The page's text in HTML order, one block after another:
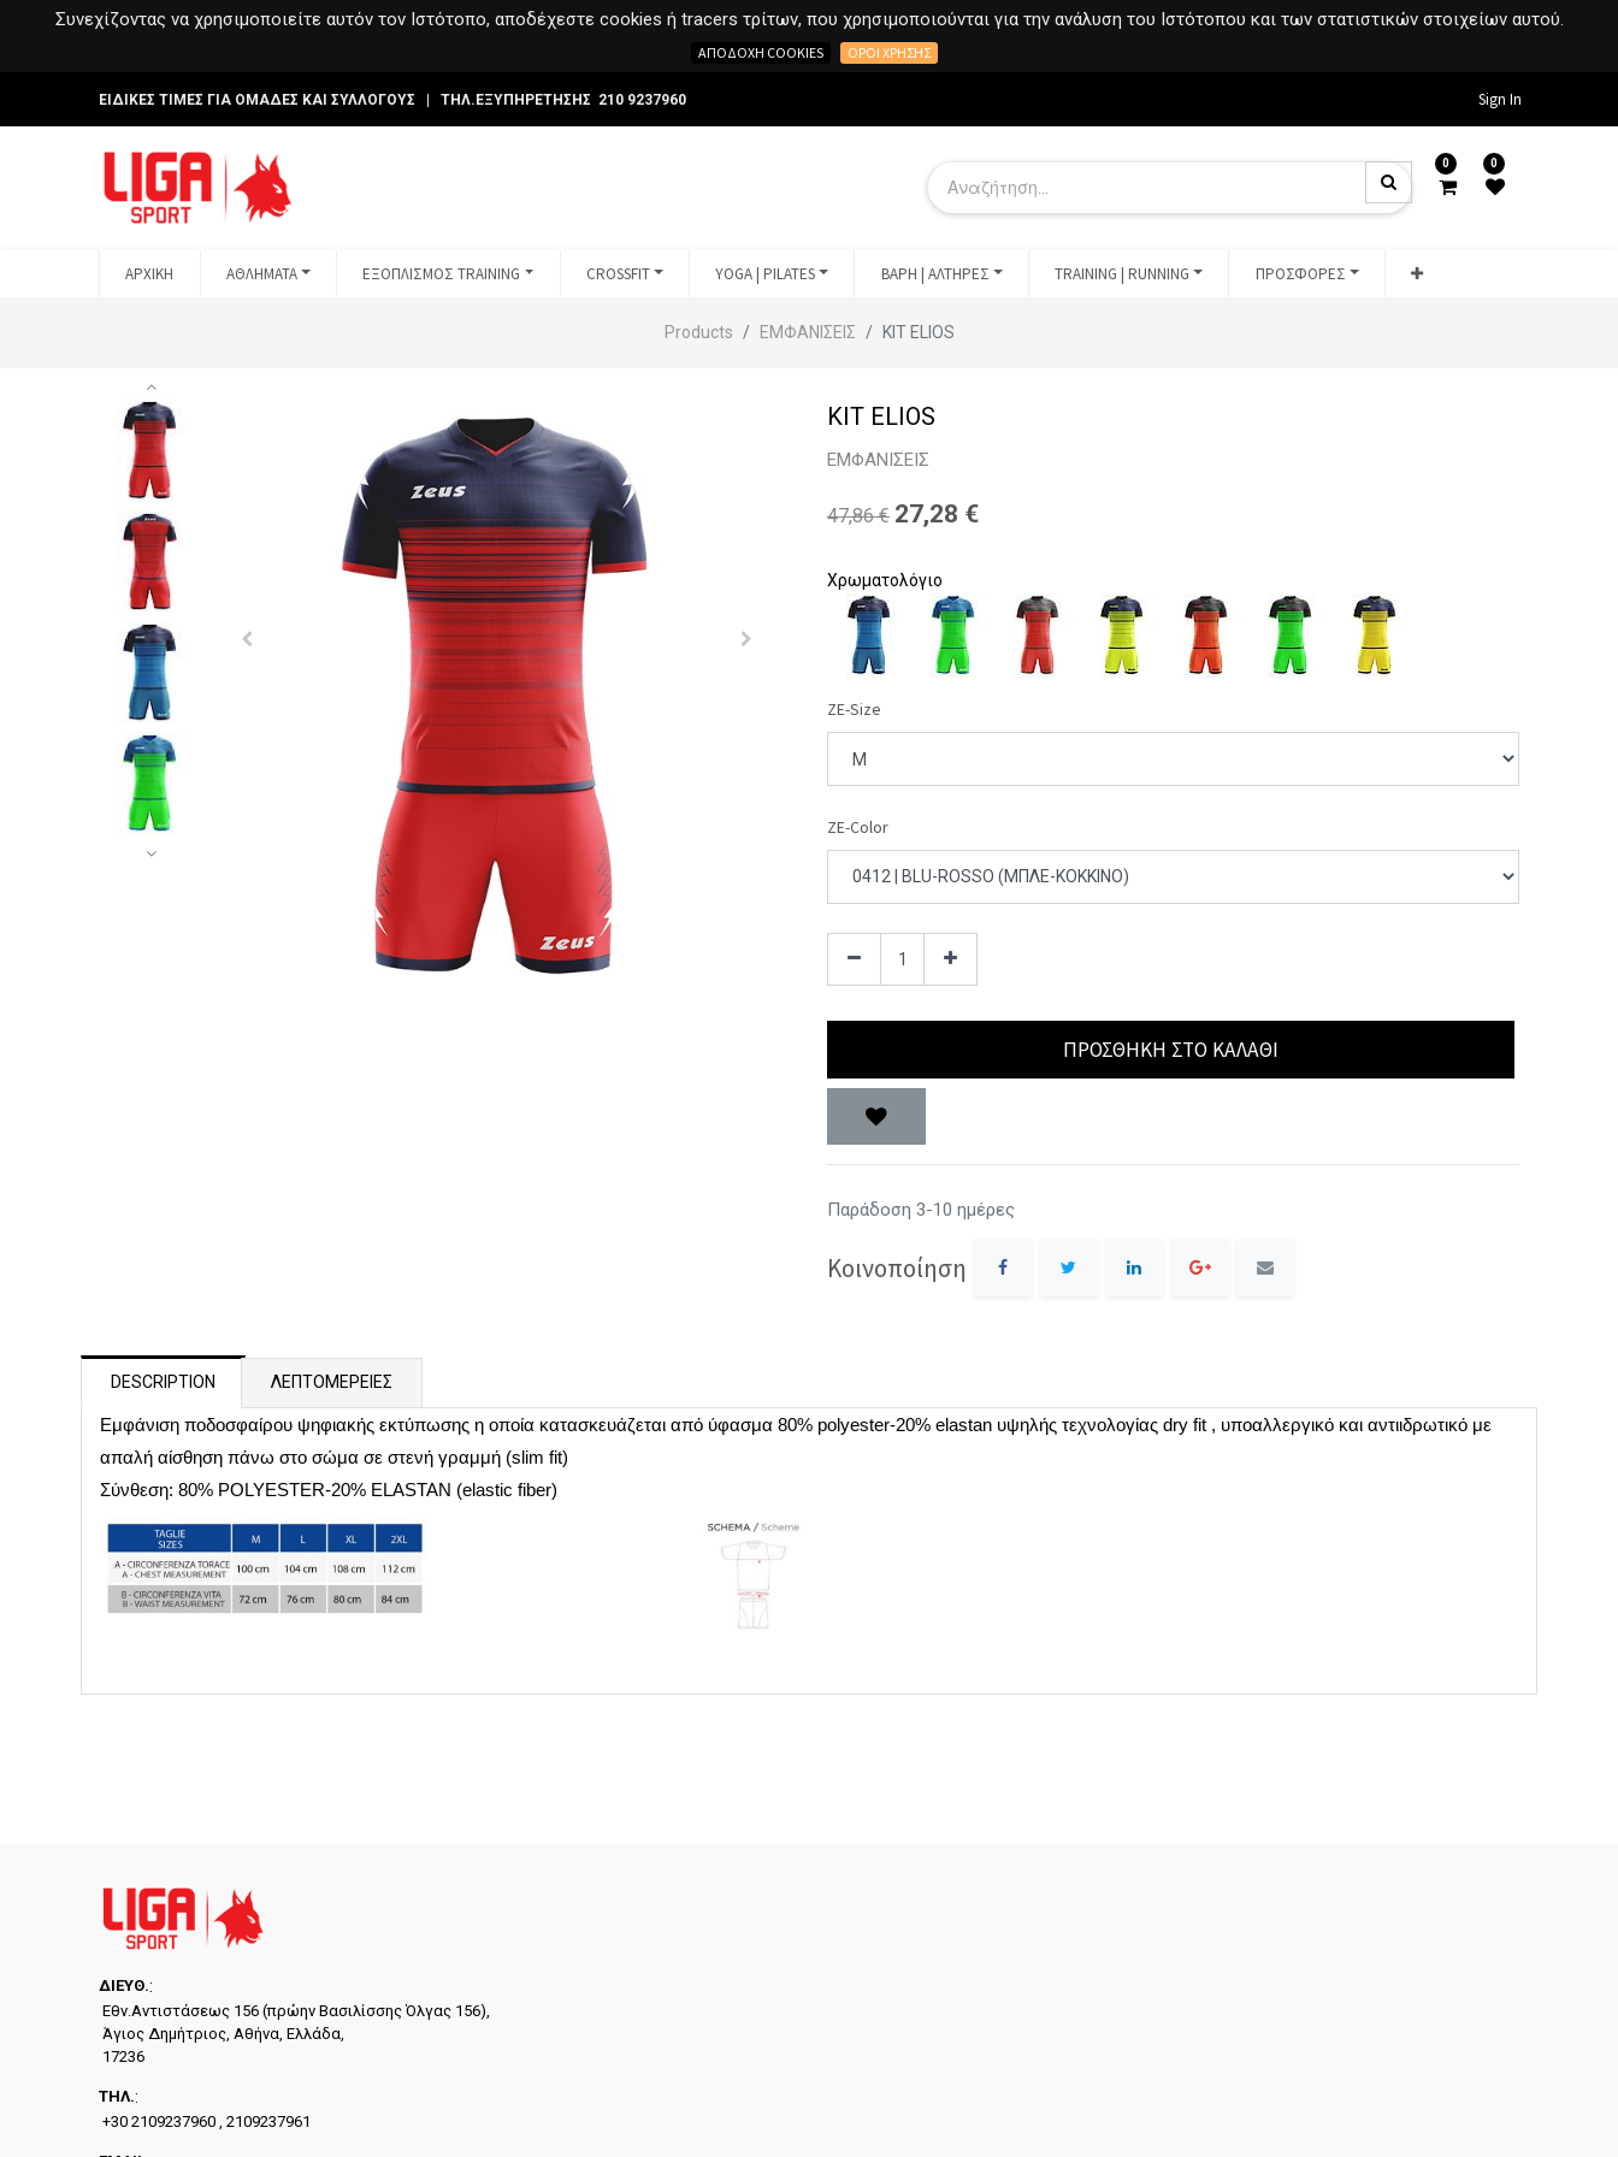
Συνεχίζοντας να χρησιμοποιείτε αυτόν τον Ιστότοπο, αποδέχεστε cookies ή tracers τρίτων, που χρησιμοποιούνται για την ανάλυση του Ιστότοπου και των στατιστικών στοιχείων αυτού.
ΑΠΟΔΟΧΉ COOKIES ΌΡΟΙ ΧΡΉΣΗΣ
ΕΙΔΙΚΕΣ ΤΙΜΕΣ ΓΙΑ ΟΜΑΔΕΣ ΚΑΙ ΣΥΛΛΟΓΟΥΣ | ΤΗΛ.ΕΞΥΠΗΡΕΤΗΣΗΣ 210 9237960 Sign In
0 0
ΑΡΧΙΚΗ ΑΘΛΗΜΑΤΑ ΕΞΟΠΛΙΣΜΟΣ TRAINING CROSSFIT YOGA | PILATES ΒΑΡΗ | ΑΛΤΗΡΕΣ TRAINING | RUNNING ΠΡΟΣΦΟΡΕΣ
Products ΕΜΦΑΝΙΣΕΙΣ KIT ELIOS
KIT ELIOS
ΕΜΦΑΝΙΣΕΙΣ
47,86€ 27,28 €
Χρωματολόγιο
ZE-Size
ZE-Color
ΠΡΟΣΘΉΚΗ ΣΤΟ ΚΑΛΆΘΙ
Παράδοση 3-10 ημέρες
Κοινοποίηση
DESCRIPTION ΛΕΠΤΟΜΕΡΕΙΕΣ
Εμφάνιση ποδοσφαίρου ψηφιακής εκτύπωσης η οποία κατασκευάζεται από ύφασμα 80% polyester-20% elastan υψηλής τεχνολογίαςdry fit , υποαλλεργικό και αντιιδρωτικό με
απαλή αίσθηση πάνω στο σώμα σε στενή γραμμή (slim fit)
Σύνθεση: 80% POLYESTER-20% ELASTAN (elastic fiber)
ΔΙΕYΘ.:
Εθν.Αντιστάσεως 156 (πρώην Βασιλίσσης Όλγας 156),
Άγιος Δημήτριος, Αθήνα, Ελλάδα,
17236
ΤΗΛ.:
+30 2109237960 , 2109237961